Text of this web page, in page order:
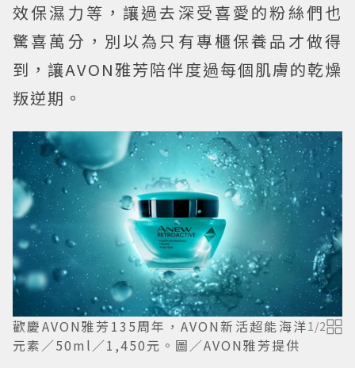
效保濕力等，讓過去深受喜愛的粉絲們也
驚喜萬分，別以為只有專櫃保養品才做得
到，讓AVON雅芳陪伴度過每個肌膚的乾燥
叛逆期。
歡慶AVON雅芳135周年，AVON新活超能海洋
元素／50ml／1,450元。圖／AVON雅芳提供
1/2